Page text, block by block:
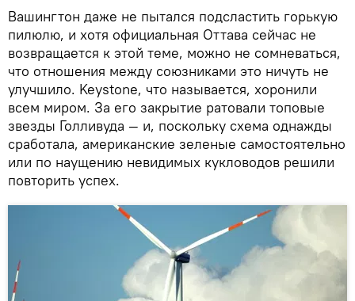
Вашингтон даже не пытался подсластить горькую
пилюлю, и хотя официальная Оттава сейчас не
возвращается к этой теме, можно не сомневаться,
что отношения между союзниками это ничуть не
улучшило. Keystone, что называется, хоронили
всем миром. За его закрытие ратовали топовые
звезды Голливуда — и, поскольку схема однажды
сработала, американские зеленые самостоятельно
или по наущению невидимых кукловодов решили
повторить успех.